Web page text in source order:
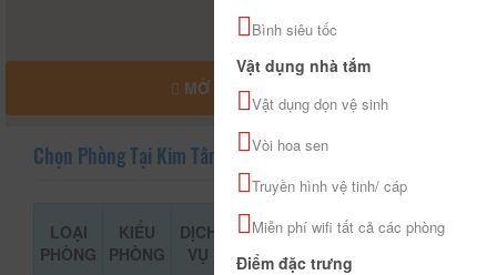
MỞ RỘNG BẢN ĐỒ
Chọn Phòng Tại Kim Tâm An 1
LOẠI
PHÒNG
KIỂU
PHÒNG
DỊCH
VỤ
GIÁ THAM
KHẢO
ĐẶT PHÒNG
Bình siêu tốc
Vật dụng nhà tắm
Vật dụng dọn vệ sinh
Vòi hoa sen
Truyền hình vệ tinh/ cáp
Miễn phí wifi tất cả các phòng
Điểm đặc trưng